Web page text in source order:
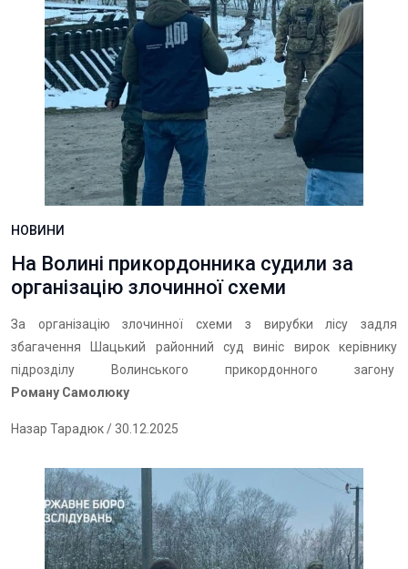
НОВИНИ
На Волині прикордонника судили за
організацію злочинної схеми
За організацію злочинної схеми з вирубки лісу задля
збагачення Шацький районний суд виніс вирок керівнику
підрозділу Волинського прикордонного загону
Роману Самолюку
Назар Тарадюк/ 30.12.2025